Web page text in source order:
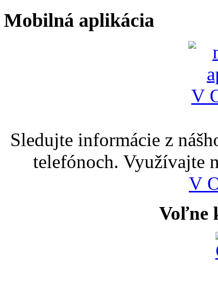
Mobilná aplikácia
Sledujte informácie z
telefónoch. Využívajte
V
Voľne